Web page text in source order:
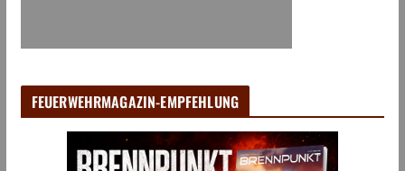
FEUERWEHRMAGAZIN-EMPFEHLUNG